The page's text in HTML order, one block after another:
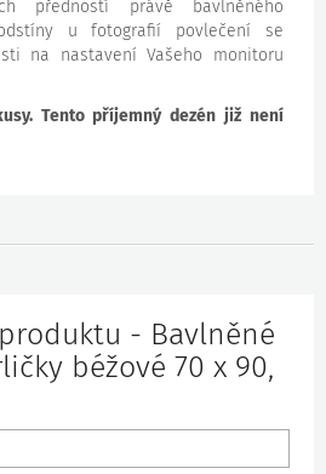
předností právě bavlněného
u fotografií povlečení se
na nastavení Vašeho monitoru
Tento příjemný dezén již není
- Bavlněné
béžové 70 x 90,